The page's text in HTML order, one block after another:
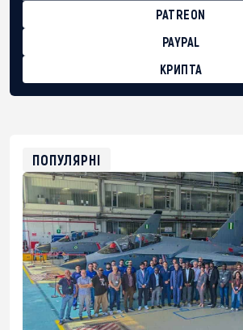
PATREON
PAYPAL
КРИПТА
ПОПУЛЯРНІ